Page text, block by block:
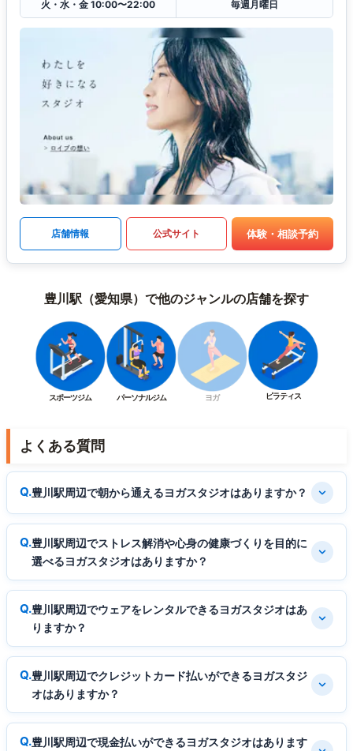
火・水・金 10:00〜22:00 毎週月曜日
店舗情報 公式サイト 体験・相談予約
豊川駅（愛知県）で他のジャンルの店舗を探す
スポーツジム パーソナルジム ヨガ ピラティス
よくある質問
豊川駅周辺で朝から通えるヨガスタジオはありますか？
豊川駅周辺でストレス解消や心身の健康づくりを目的に
選べるヨガスタジオはありますか？
豊川駅周辺でウェアをレンタルできるヨガスタジオはあ
りますか？
豊川駅周辺でクレジットカード払いができるヨガスタジ
オはありますか？
豊川駅周辺で現金払いができるヨガスタジオはあります